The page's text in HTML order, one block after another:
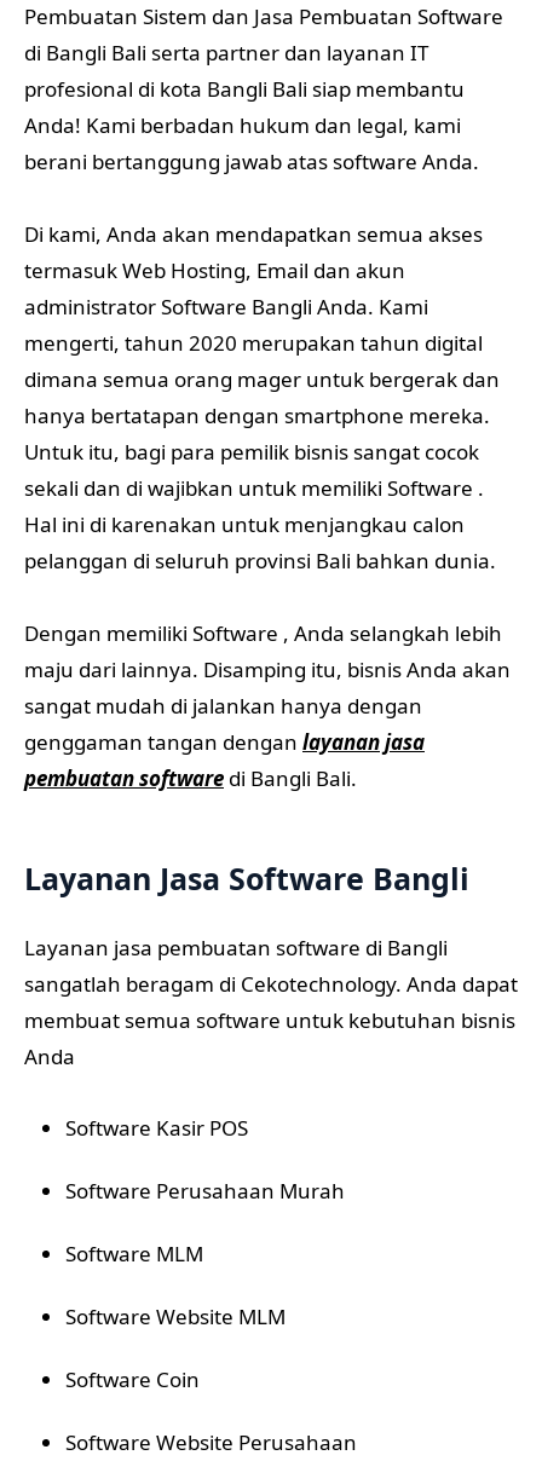
Pembuatan Sistem dan Jasa Pembuatan Software
di Bangli Bali serta partner dan layanan IT
profesional di kota Bangli Bali siap membantu
Anda! Kami berbadan hukum dan legal, kami
berani bertanggung jawab atas software Anda.
Di kami, Anda akan mendapatkan semua akses
termasuk Web Hosting, Email dan akun
administrator Software Bangli Anda. Kami
mengerti, tahun 2020 merupakan tahun digital
dimana semua orang mager untuk bergerak dan
hanya bertatapan dengan smartphone mereka.
Untuk itu, bagi para pemilik bisnis sangat cocok
sekali dan di wajibkan untuk memiliki Software .
Hal ini di karenakan untuk menjangkau calon
pelanggan di seluruh provinsi Bali bahkan dunia.
Dengan memiliki Software , Anda selangkah lebih
maju dari lainnya. Disamping itu, bisnis Anda akan
sangat mudah di jalankan hanya dengan
genggaman tangan dengan layanan jasa
pembuatan software di Bangli Bali.
Layanan Jasa Software Bangli
Layanan jasa pembuatan software di Bangli
sangatlah beragam di Cekotechnology. Anda dapat
membuat semua software untuk kebutuhan bisnis
Anda
Software Kasir POS
Software Perusahaan Murah
Software MLM
Software Website MLM
Software Coin
Software Website Perusahaan